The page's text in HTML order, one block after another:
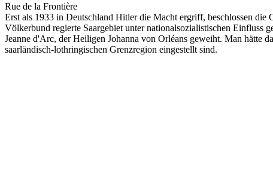
Rue de la Frontière
Erst als 1933 in Deutschland Hitler die Macht ergriff, beschlossen die
Völkerbund regierte Saargebiet unter nationalsozialistischen Einfluss
Jeanne d'Arc, der Heiligen Johanna von Orléans geweiht. Man hätte
saarländisch-lothringischen Grenzregion eingestellt sind.